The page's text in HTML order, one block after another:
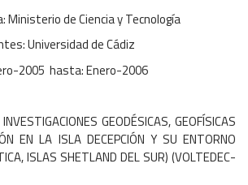
Ministerio de Ciencia y Tecnología
Universidad de Cádiz
2005 hasta: Enero-2006
GEODÉSICAS, GEOFÍSICAS
EN LA ISLA DECEPCIÓN Y SU ENTORNO
ISLAS SHETLAND DEL SUR) (VOLTEDEC-